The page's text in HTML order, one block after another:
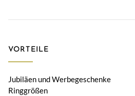
VORTEILE
Jubiläen und Werbegeschenke
Ringgrößen